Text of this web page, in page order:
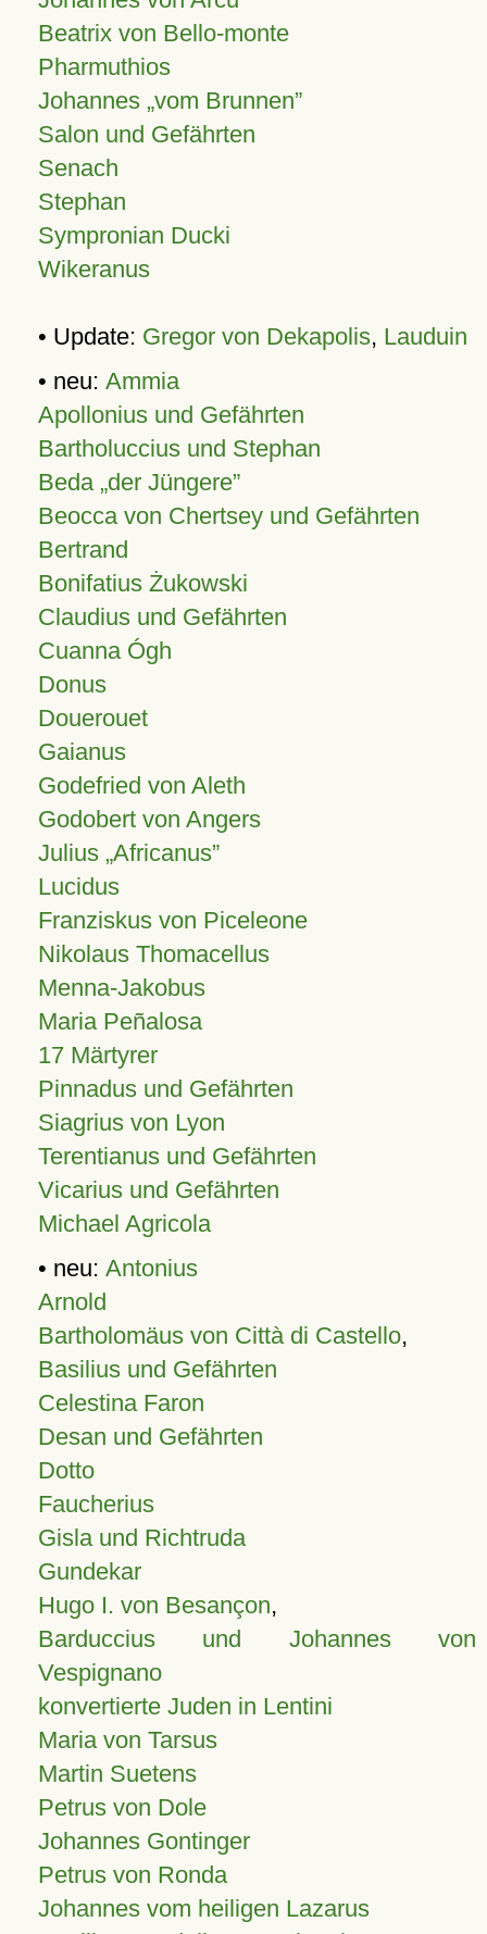
Beatrix von Bello-monte
Pharmuthios
Johannes vom Brunnen
Salon und Gefährten
Senach
Stephan
Sympronian Ducki
Wikeranus
• Update: Gregor von Dekapolis, Lauduin
• neu: Ammia
Apollonius und Gefährten
Bartholuccius und Stephan
Beda „der Jüngere”
Beocca von Chertsey und Gefährten
Bertrand
Bonifatius Żukowski
Claudius und Gefährten
Cuanna Ógh
Donus
Douerouet
Gaianus
Godefried von Aleth
Godobert von Angers
Julius Africanus
Lucidus
Franziskus von Piceleone
Nikolaus Thomacellus
Menna-Jakobus
Maria Peñalosa
17 Märtyrer
Pinnadus und Gefährten
Siagrius von Lyon
Terentianus und Gefährten
Vicarius und Gefährten
Michael Agricola
• neu: Antonius
Arnold
Bartholomäus von Città di Castello,
Basilius und Gefährten
Celestina Faron
Desan und Gefährten
Dotto
Faucherius
Gisla und Richtruda
Gundekar
Hugo I. von Besançon,
Barduccius und Johannes von
Vespignano
konvertierte Juden in Lentini
Maria von Tarsus
Martin Suetens
Petrus von Dole
Johannes Gontinger
Petrus von Ronda
Johannes vom heiligen Lazarus